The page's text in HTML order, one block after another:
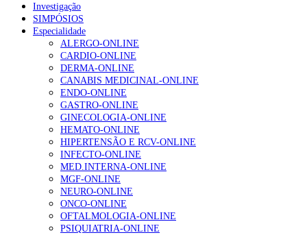
Enfermagem Forense. “Da urgência ao tribunal, cada
gesto conta e cada profissional faz a diferença”
203 visualizações
1.º Episódio do Podcast “Frequência Cardio – Sintoniza-
te na Insuficiência Cardíaca” da Bayer
169 visualizações
Alguns milhares de utentes podem ficar sem médico de
família com nova regras do registo, alerta associação
132 visualizações
Investigação
SIMPÓSIOS
Especialidade
ALERGO-ONLINE
CARDIO-ONLINE
DERMA-ONLINE
CANABIS MEDICINAL-ONLINE
ENDO-ONLINE
GASTRO-ONLINE
GINECOLOGIA-ONLINE
HEMATO-ONLINE
HIPERTENSÃO E RCV-ONLINE
INFECTO-ONLINE
MED.INTERNA-ONLINE
MGF-ONLINE
NEURO-ONLINE
ONCO-ONLINE
OFTALMOLOGIA-ONLINE
PSIQUIATRIA-ONLINE